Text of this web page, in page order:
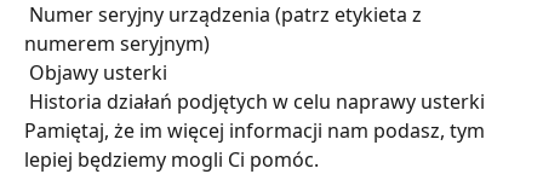
numerem seryjnym)
Objawy usterki
Historia działań podjętych w celu naprawy usterki
Pamiętaj, że im więcej informacji nam podasz, tym
lepiej będziemy mogli Ci pomóc.